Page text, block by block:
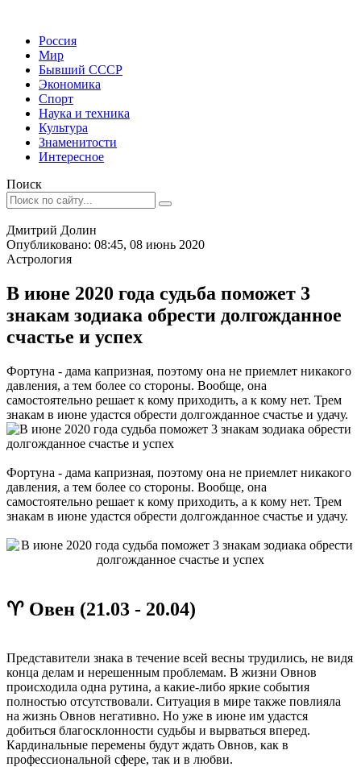
Россия
Мир
Бывший СССР
Экономика
Спорт
Наука и техника
Культура
Знаменитости
Интересное
Поиск
Дмитрий Долин
Опубликовано: 08:45, 08 июнь 2020
Астрология
В июне 2020 года судьба поможет 3
знакам зодиака обрести долгожданное
счастье и успех
Фортуна - дама капризная, поэтому она не приемлет никакого
давления, а тем более со стороны. Вообще, она
самостоятельно решает к кому приходить, а к кому нет. Трем
знакам в июне удастся обрести долгожданное счастье и удачу.
Фортуна - дама капризная, поэтому она не приемлет никакого
давления, а тем более со стороны. Вообще, она
самостоятельно решает к кому приходить, а к кому нет. Трем
знакам в июне удастся обрести долгожданное счастье и удачу.
♈ Овен (21.03 - 20.04)
Представители знака в течение всей весны трудились, не видя
конца делам и нерешенным проблемам. В жизни Овнов
происходила одна рутина, а какие-либо яркие события
полностью отсутствовали. Ситуация в мире также повлияла
на жизнь Овнов негативно. Но уже в июне им удастся
добиться благосклонности судьбы и вырваться вперед.
Кардинальные перемены будут ждать Овнов, как в
профессиональной сфере, так и в любви.